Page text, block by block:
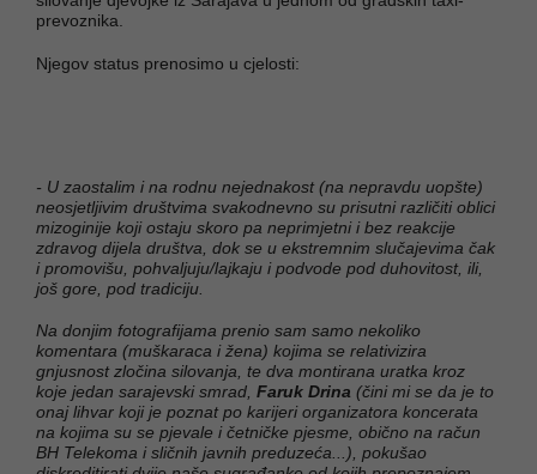
prevoznika.
Njegov status prenosimo u cjelosti:
- U zaostalim i na rodnu nejednakost (na nepravdu uopšte)
neosjetljivim društvima svakodnevno su prisutni različiti oblici
mizoginije koji ostaju skoro pa neprimjetni i bez reakcije
zdravog dijela društva, dok se u ekstremnim slučajevima čak
i promovišu, pohvaljuju/lajkaju i podvode pod duhovitost, ili,
još gore, pod tradiciju.
Na donjim fotografijama prenio sam samo nekoliko
komentara (muškaraca i žena) kojima se relativizira
gnjusnost zločina silovanja, te dva montirana uratka kroz
koje jedan sarajevski smrad, Faruk Drina (čini mi se da je to
onaj lihvar koji je poznat po karijeri organizatora koncerata
na kojima su se pjevale i četničke pjesme, obično na račun
BH Telekoma i sličnih javnih preduzeća...), pokušao